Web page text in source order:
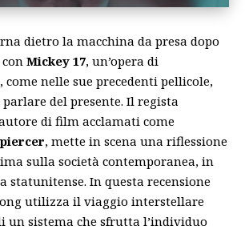
dietro la macchina da presa dopo
Mickey 17, un’opera di
come nelle sue precedenti pellicole,
del presente. Il regista
di film acclamati come
, mette in scena una riflessione
sulla società contemporanea, in
statunitense. In questa recensione
utilizza il viaggio interstellare
un sistema che sfrutta l’individuo